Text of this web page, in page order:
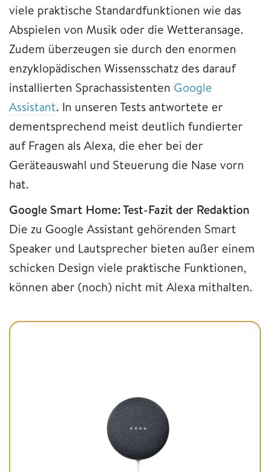
viele praktische Standardfunktionen wie das
Abspielen von Musik oder die Wetteransage.
Zudem überzeugen sie durch den enormen
enzyklopädischen Wissensschatz des darauf
installierten Sprachassistenten Google
Assistant. In unseren Tests antwortete er
dementsprechend meist deutlich fundierter
auf Fragen als Alexa, die eher bei der
Geräteauswahl und Steuerung die Nase vorn
hat.
Google Smart Home: Test-Fazit der Redaktion
Die zu Google Assistant gehörenden Smart
Speaker und Lautsprecher bieten außer einem
schicken Design viele praktische Funktionen,
können aber (noch) nicht mit Alexa mithalten.